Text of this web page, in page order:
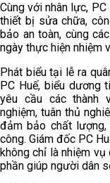
Cùng với nhân lực,
thiết bị sửa chữa,
bảo an toàn, cùng
ngày thực hiện nhiệm
Phát biểu tại lễ ra
PC Huế, biểu dương
yêu cầu các thành
nghiệm, tuân thủ
đảm bảo chất
công. Giám đốc PC
không chỉ là nhiệm
phần giúp người dân